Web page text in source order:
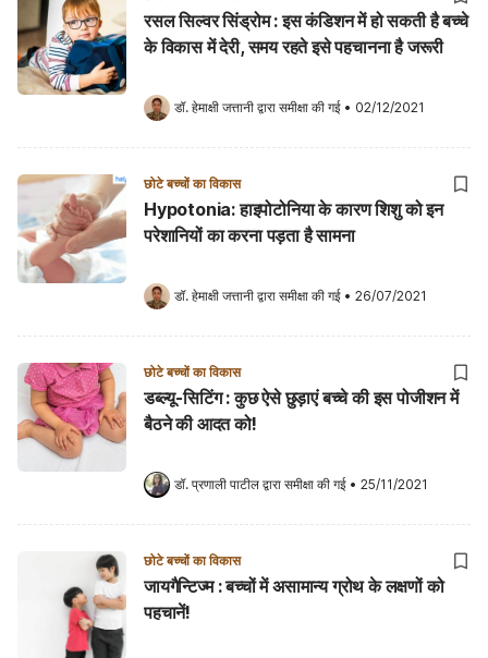
रसल सिल्वर सिंड्रोम : इस कंडिशन में हो सकती है बच्चे
के विकास में देरी, समय रहते इसे पहचानना है जरूरी
डॉ. हेमाक्षी जत्तानी द्वारा समीक्षा की गई • 02/12/2021
छोटे बच्चों का विकास
Hypotonia: हाइपोटोनिया के कारण शिशु को इन
परेशानियों का करना पड़ता है सामना
डॉ. हेमाक्षी जत्तानी द्वारा समीक्षा की गई • 26/07/2021
छोटे बच्चों का विकास
डब्ल्यू-सिटिंग : कुछ ऐसे छुड़ाएं बच्चे की इस पोजीशन में
बैठने की आदत को!
डॉ. प्रणाली पाटील द्वारा समीक्षा की गई • 25/11/2021
छोटे बच्चों का विकास
जायगैन्टिज्म : बच्चों में असामान्य ग्रोथ के लक्षणों को
पहचानें!